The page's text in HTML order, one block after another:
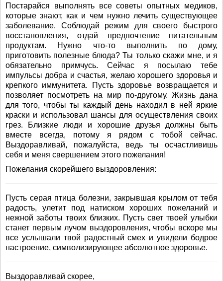
Постарайся выполнять все советы опытных медиков,
которые знают, как и чем нужно лечить существующее
заболевание. Соблюдай режим для своего быстрого
восстановления, отдай предпочтение питательным
продуктам. Нужно что-то выполнить по дому,
приготовить полезные блюда? Ты только скажи мне, и я
обязательно примчусь. Сейчас я посылаю тебе
импульсы добра и счастья, желаю хорошего здоровья и
крепкого иммунитета. Пусть здоровье возвращается и
позволяет посмотреть на мир по-другому. Жизнь дана
для того, чтобы ты каждый день находил в ней яркие
краски и использовал шансы для осуществления своих
грез. Близкие люди и хорошие друзья должны быть
вместе всегда, потому я рядом с тобой сейчас.
Выздоравливай, пожалуйста, ведь ты осчастливишь
себя и меня свершением этого пожелания!
Пожелания скорейшего выздоровления:
Пусть серая птица болезни, закрывшая крылом от тебя
радость, улетит под натиском хороших пожеланий и
нежной заботы твоих близких. Пусть свет твоей улыбки
станет первым лучом выздоровления, чтобы вскоре мы
все услышали твой радостный смех и увидели бодрое
настроение, символизирующее абсолютное здоровье.
Выздоравливай скорее,